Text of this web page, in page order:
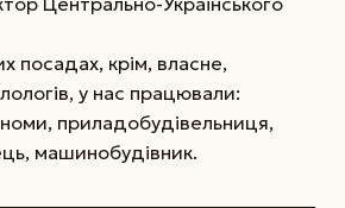
посадах, крім, власне,
у нас працювали:
приладобудівельниця,
машинобудівник.